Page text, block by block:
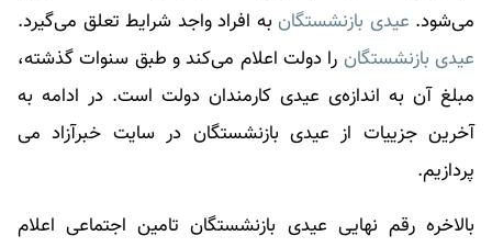
می‌شود. عیدی بازنشستگان به افراد واجد شرایط تعلق می‌گیرد.
عیدی بازنشستگان را دولت اعلام می‌کند و طبق سنوات گذشته،
مبلغ آن به اندازه‌ی عیدی کارمندان دولت است. در ادامه به
آخرین جزییات از عیدی بازنشستگان در سایت خبرآزاد می
پردازیم.
بالاخره رقم نهایی عیدی بازنشستگان تامین اجتماعی اعلام